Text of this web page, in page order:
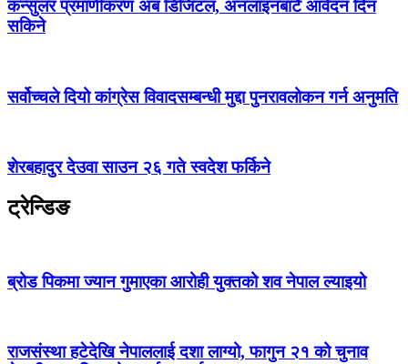
कन्सुलर प्रमाणीकरण अब डिजिटल, अनलाइनबाटै आवेदन दिन
सकिने
सर्वोच्चले दियो कांग्रेस विवादसम्बन्धी मुद्दा पुनरावलोकन गर्न अनुमति
शेरबहादुर देउवा साउन २६ गते स्वदेश फर्किने
ट्रेन्डिङ
ब्रोड पिकमा ज्यान गुमाएका आरोही युक्तको शव नेपाल ल्याइयो
राजसंस्था हटेदेखि नेपाललाई दशा लाग्यो, फागुन २१ को चुनाव